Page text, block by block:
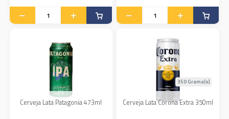
Cerveja Lata Patagonia 473ml Cerveja Lata Corona Extra 350ml
350 Grama(s)